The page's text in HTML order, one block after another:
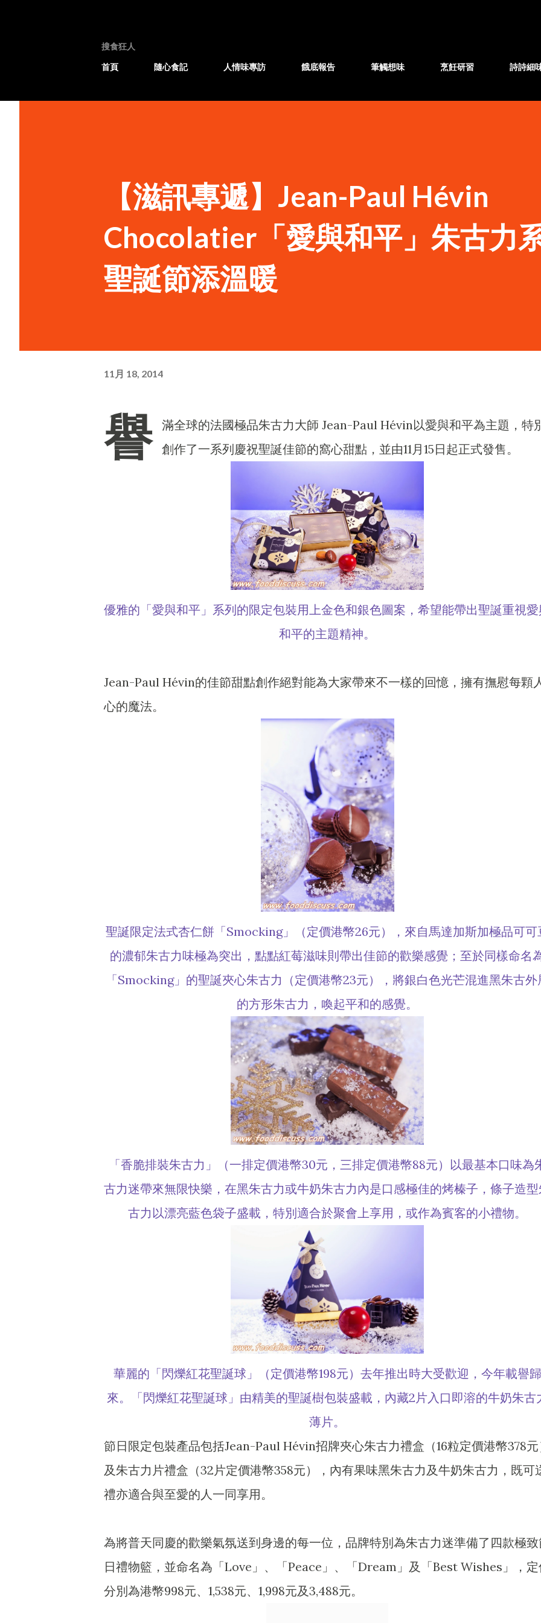
搜食狂人
首頁
隨心食記 人情味專訪 餓底報告 筆觸想味 烹飪研習 詩詩細
【滋訊專遞】Jean-Paul Hévin
Chocolatier「愛與和平」朱古力
聖誕節添溫暖
11月 18, 2014
譽
滿全球的法國極品朱古力大師 Jean-Paul Hévin以愛與和平為主題，特
創作了一系列慶祝聖誕佳節的窩心甜點，並由11月15日起正式發售。
優雅的「愛與和平」系列的限定包裝用上金色和銀色圖案，希望能帶出聖誕重視
和平的主題精神。
Jean-Paul Hévin的佳節甜點創作絕對能為大家帶來不一樣的回憶，擁有撫慰每顆
心的魔法。
聖誕限定法式杏仁餅「Smocking」（定價港幣26元），來自馬達加斯加極品可可
的濃郁朱古力味極為突出，點點紅莓滋味則帶出佳節的歡樂感覺；至於同樣命名
「Smocking」的聖誕夾心朱古力（定價港幣23元），將銀白色光芒混進黑朱古外
的方形朱古力，喚起平和的感覺。
「香脆排裝朱古力」（一排定價港幣30元，三排定價港幣88元）以最基本口味為
古力迷帶來無限快樂，在黑朱古力或牛奶朱古力內是口感極佳的烤榛子，條子造
古力以漂亮藍色袋子盛載，特別適合於聚會上享用，或作為賓客的小禮物。
華麗的「閃爍紅花聖誕球」（定價港幣198元）去年推出時大受歡迎，今年載譽歸
來。「閃爍紅花聖誕球」由精美的聖誕樹包裝盛載，內藏2片入口即溶的牛奶朱古
薄片。
節日限定包裝產品包括Jean-Paul Hévin招牌夾心朱古力禮盒（16粒定價港幣378
及朱古力片禮盒（32片定價港幣358元），內有果味黑朱古力及牛奶朱古力，既可
禮亦適合與至愛的人一同享用。
為將普天同慶的歡樂氣氛送到身邊的每一位，品牌特別為朱古力迷準備了四款極
日禮物籃，並命名為「Love」、「Peace」、「Dream」及「Best Wishes」，
分別為港幣998元、1,538元、1,998元及3,488元。